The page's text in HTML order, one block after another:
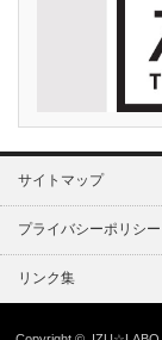
サイトマップ
プライバシーポリシー
リンク集